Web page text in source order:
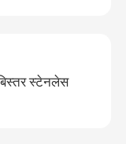
स्टेनलेस